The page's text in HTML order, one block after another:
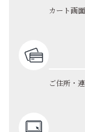
カート画
ご住所・